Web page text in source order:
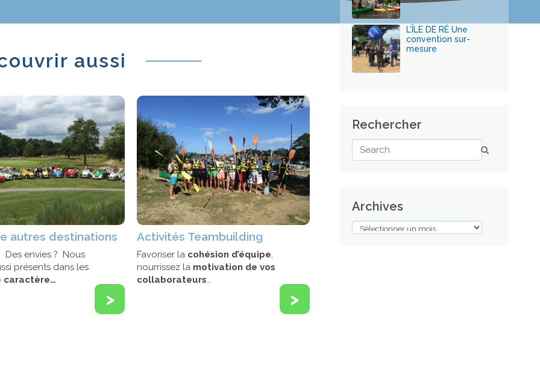
aussi
autres destinations
Des envies ? Nous
présents dans les
caractère…
>
Activités Teambuilding
Favoriser la cohésion d’équipe,
nourrissez la motivation de vos
collaborateurs…
>
L’ÎLE DE RÉ Une
convention sur-
mesure
Rechercher
Archives